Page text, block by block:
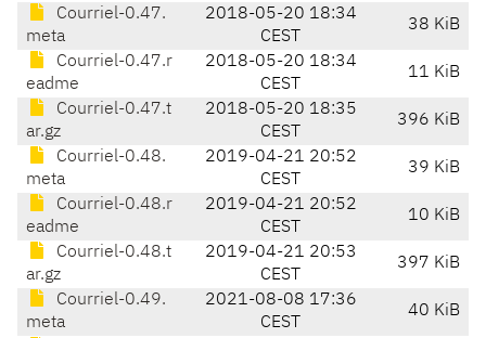
Courriel-0.47.
meta
2018-05-20 18:34
CEST
38 KiB
Courriel-0.47.r
eadme
2018-05-20 18:34
CEST
11 KiB
Courriel-0.47.t
ar.gz
2018-05-20 18:35
CEST
396 KiB
Courriel-0.48.
meta
2019-04-21 20:52
CEST
39 KiB
Courriel-0.48.r
eadme
2019-04-21 20:52
CEST
10 KiB
Courriel-0.48.t
ar.gz
2019-04-21 20:53
CEST
397 KiB
Courriel-0.49.
meta
2021-08-08 17:36
CEST
40 KiB